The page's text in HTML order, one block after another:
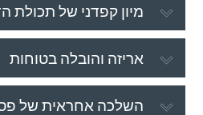
מיון קפדני של תכולת
אריזה והובלה בטוחות
השלכה אחראית של